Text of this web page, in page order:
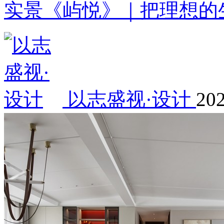
实景《屿悦》｜把理想
以志盛视·设计